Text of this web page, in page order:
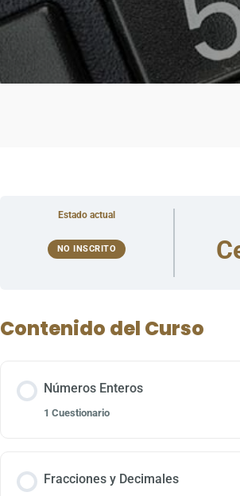
Estado actual
NO INSCRITO
Contenido del Curso
Números Enteros
1 Cuestionario
Fracciones y Decimales